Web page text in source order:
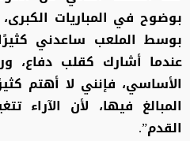
بوضوح في المباريات
بوسط الملعب ساعدني
عندما أشارك كقلب دفاع،
الأساسي، فإنني لا أهتم
المبالغ فيها، لأن الآراء
القدم”.